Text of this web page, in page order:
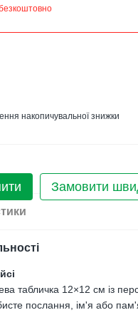
накопичувальної знижки
Замовити
табличка 12×12 см із
послання, ім'я або